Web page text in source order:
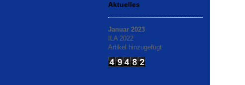
Aktuelles
Januar 2023
ILA 2022
Artikel hinzugefügt